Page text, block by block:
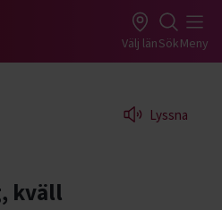
Välj länSökMeny
Lyssna
kväll